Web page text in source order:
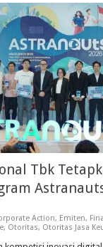
Tbk
Action, Emiten,
, Otoritas, Otoritas Jasa